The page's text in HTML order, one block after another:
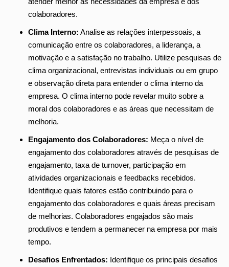
colaboradores.
Clima Interno: Analise as relações interpessoais, a
comunicação entre os colaboradores, a liderança, a
motivação e a satisfação no trabalho. Utilize pesquisas de
clima organizacional, entrevistas individuais ou em grupo
e observação direta para entender o clima interno da
empresa. O clima interno pode revelar muito sobre a
moral dos colaboradores e as áreas que necessitam de
melhoria.
Engajamento dos Colaboradores: Meça o nível de
engajamento dos colaboradores através de pesquisas de
engajamento, taxa de turnover, participação em
atividades organizacionais e feedbacks recebidos.
Identifique quais fatores estão contribuindo para o
engajamento dos colaboradores e quais áreas precisam
de melhorias. Colaboradores engajados são mais
produtivos e tendem a permanecer na empresa por mais
tempo.
Desafios Enfrentados: Identifique os principais desafios